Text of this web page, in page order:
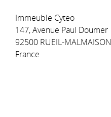
Immeuble Cyteo
147, Avenue Paul Doumer
92500 RUEIL-MALMAISON
France